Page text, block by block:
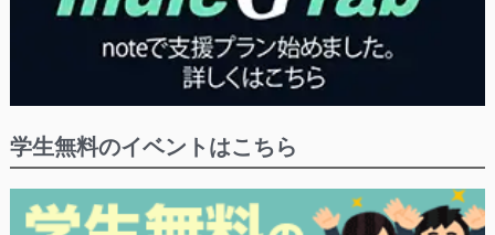
学生無料のイベントはこちら